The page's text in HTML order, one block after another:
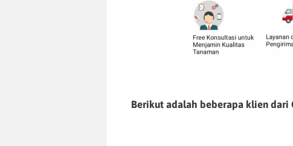
Berikut adalah beberapa klien dari